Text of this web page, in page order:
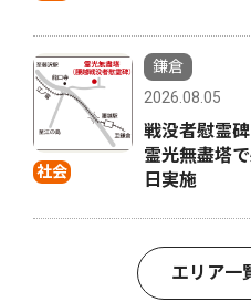
社会
鎌倉
2026.08.05
戦没者慰霊
霊光無盡塔
日実施
エリア一